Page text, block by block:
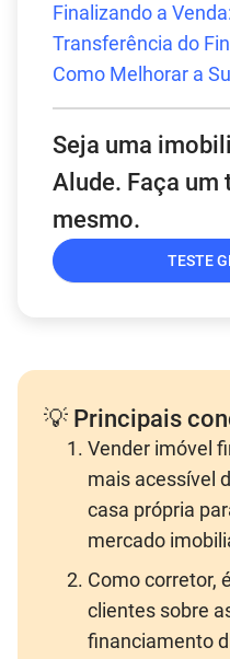
Finalizando a
Transferência do
Como Melhorar a
Seja uma
Alude. Faça um
mesmo.
TESTE
💡 Principais
Vender imóvel
mais acessível
casa própria
mercado
Como corretor,
clientes sobre
financiamento